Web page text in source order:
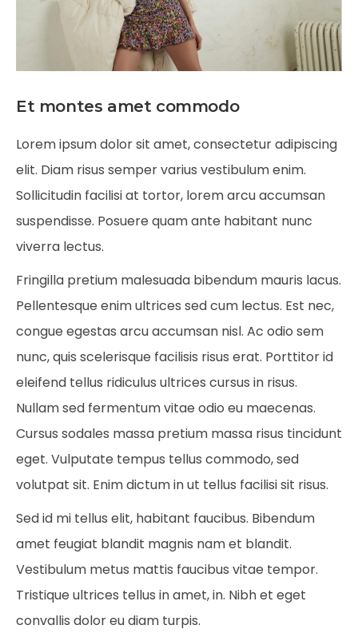
Et montes amet commodo
Lorem ipsum dolor sit amet, consectetur adipiscing
elit. Diam risus semper varius vestibulum enim.
Sollicitudin facilisi at tortor, lorem arcu accumsan
suspendisse. Posuere quam ante habitant nunc
viverra lectus.
Fringilla pretium malesuada bibendum mauris lacus.
Pellentesque enim ultrices sed cum lectus. Est nec,
congue egestas arcu accumsan nisl. Ac odio sem
nunc, quis scelerisque facilisis risus erat. Porttitor id
eleifend tellus ridiculus ultrices cursus in risus.
Nullam sed fermentum vitae odio eu maecenas.
Cursus sodales massa pretium massa risus tincidunt
eget. Vulputate tempus tellus commodo, sed
volutpat sit. Enim dictum in ut tellus facilisi sit risus.
Sed id mi tellus elit, habitant faucibus. Bibendum
amet feugiat blandit magnis nam et blandit.
Vestibulum metus mattis faucibus vitae tempor.
Tristique ultrices tellus in amet, in. Nibh et eget
convallis dolor eu diam turpis.